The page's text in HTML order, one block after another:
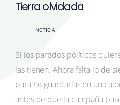
Tierra olvidada
NOTICIA
Si los partidos políticos
las tienen. Ahora falta lo de
para no guardarlas en un
antes de que la campaña